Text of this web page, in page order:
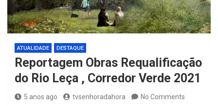
ATUALIDADE DESTAQUE
Reportagem Obras Requalificação
do Rio Leça , Corredor Verde 2021
5 anos ago tvsenhoradahora No Comments